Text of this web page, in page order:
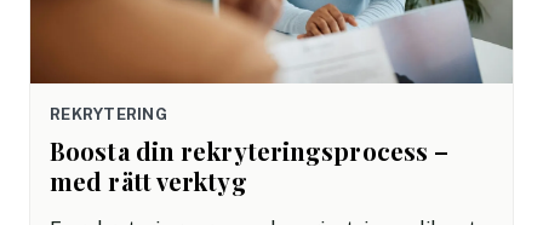
REKRYTERING
Boosta din rekryteringsprocess –
med rätt verktyg